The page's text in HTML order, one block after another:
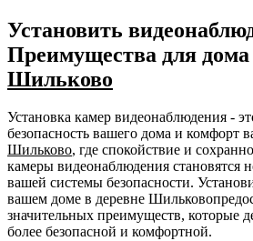
Установить
Преимущества для дома
Шильково
Установка камер видеонаблюдения -
безопасность вашего дома и комфорт
Шильково, где спокойствие и
камеры видеонаблюдения становятся
вашей системы безопасности.
вашем доме в деревне
значительных преимуществ, которые
более безопасной и комфортной.